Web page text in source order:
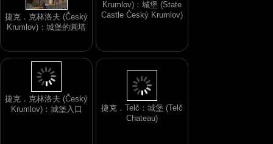
捷克．克林洛夫 (Český
Krumlov)：城堡的圓塔
捷克．克林洛夫 (Český
Krumlov)：城堡 (State
捷克．Telč：城堡 (Telč